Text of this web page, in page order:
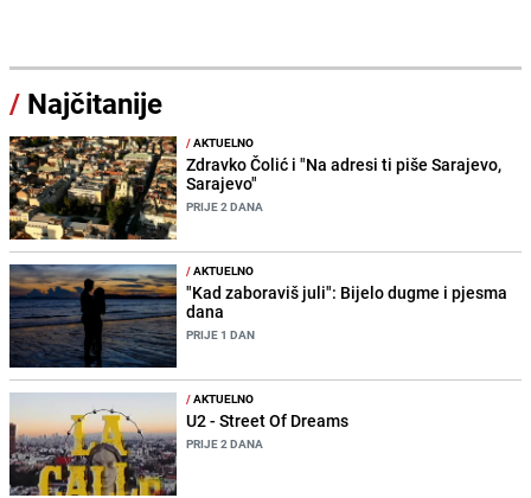
/ Najčitanije
/AKTUELNO
Zdravko Čolić i "Na adresi ti piše Sarajevo,
Sarajevo"
PRIJE 2 DANA
/AKTUELNO
"Kad zaboraviš juli": Bijelo dugme i pjesma
dana
PRIJE 1 DAN
/AKTUELNO
U2 - Street Of Dreams
PRIJE 2 DANA